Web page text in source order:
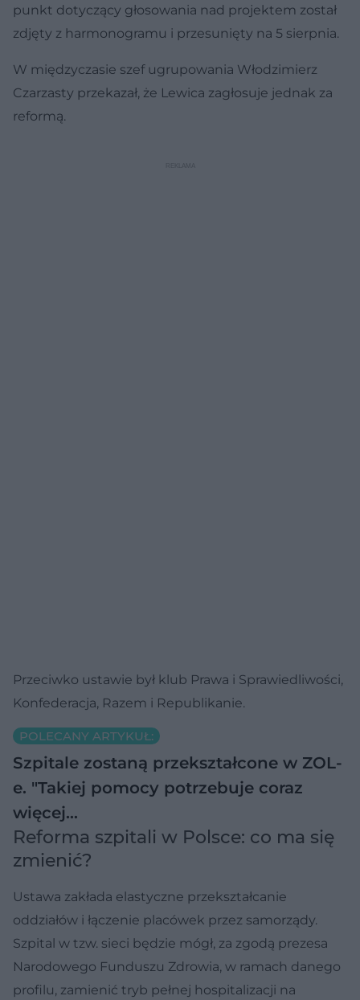
punkt dotyczący głosowania nad projektem został
zdjęty z harmonogramu i przesunięty na 5 sierpnia.
W międzyczasie szef ugrupowania Włodzimierz
Czarzasty przekazał, że Lewica zagłosuje jednak za
reformą.
Przeciwko ustawie był klub Prawa i Sprawiedliwości,
Konfederacja, Razem i Republikanie.
POLECANY ARTYKUŁ:
Szpitale zostaną przekształcone w ZOL-
e. "Takiej pomocy potrzebuje coraz
więcej…
Reforma szpitali w Polsce: co ma się
zmienić?
Ustawa zakłada elastyczne przekształcanie
oddziałów i łączenie placówek przez samorządy.
Szpital w tzw. sieci będzie mógł, za zgodą prezesa
Narodowego Funduszu Zdrowia, w ramach danego
profilu, zamienić tryb pełnej hospitalizacji na